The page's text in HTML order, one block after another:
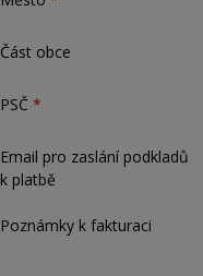
Část obce
PSČ
Email pro zaslání podkladů
k platbě
Poznámky k fakturaci